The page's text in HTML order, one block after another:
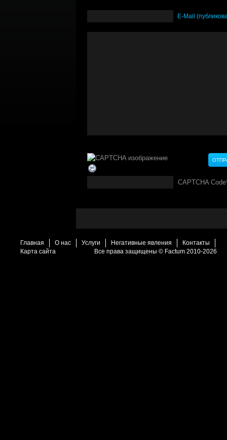
Е-Mail
CAPTCHA Code
Главная О нас Услуги Негативные явления
Контакты
Карта сайта
Все права защищены © Factum 2010-2026